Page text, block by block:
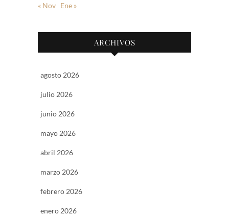
« Nov Ene »
ARCHIVOS
agosto 2026
julio 2026
junio 2026
mayo 2026
abril 2026
marzo 2026
febrero 2026
enero 2026